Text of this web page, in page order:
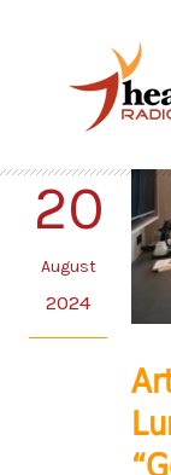
20
August
2024